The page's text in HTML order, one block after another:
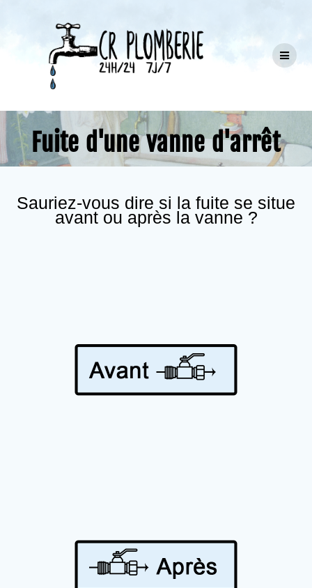
contenu
Fuite d'une vanne d'arrêt
Sauriez-vous dire si la fuite se situe
avant ou après la vanne ?